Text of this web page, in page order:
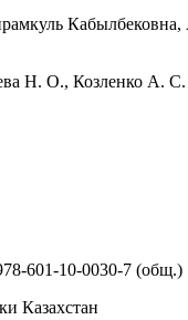
Н. О., Козленко А. С.
601-10-0030-7 (общ.)
Казахстан